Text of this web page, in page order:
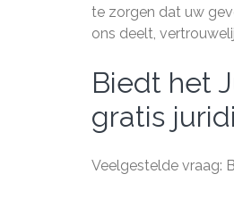
te zorgen dat uw
ons deelt,
Biedt het
gratis
Veelgestelde vraag: